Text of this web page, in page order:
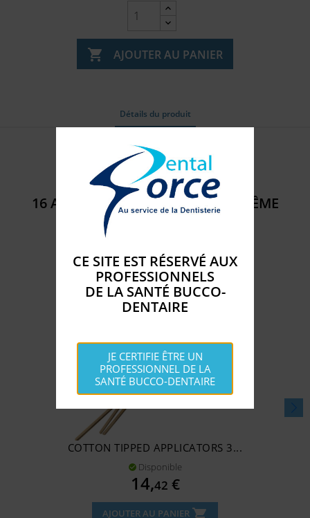
 AJOUTER AU PANIER
Détails du produit
Référence
16 AUTRES PRODUITS DANS LA MÊME
CATÉGORIE :
COTTON TIPPED APPLICATORS 3...
 Disponible
Prix
14,42 €
AJOUTER AU PANIER shopping_cart
CE SITE EST RÉSERVÉ AUX
PROFESSIONNELS
DE LA SANTÉ BUCCO-
DENTAIRE
JE CERTIFIE ÊTRE UN
PROFESSIONNEL DE LA
SANTÉ BUCCO-DENTAIRE